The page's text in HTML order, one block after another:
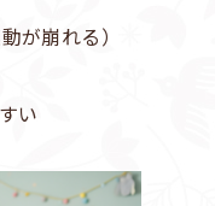
が崩れる）
い